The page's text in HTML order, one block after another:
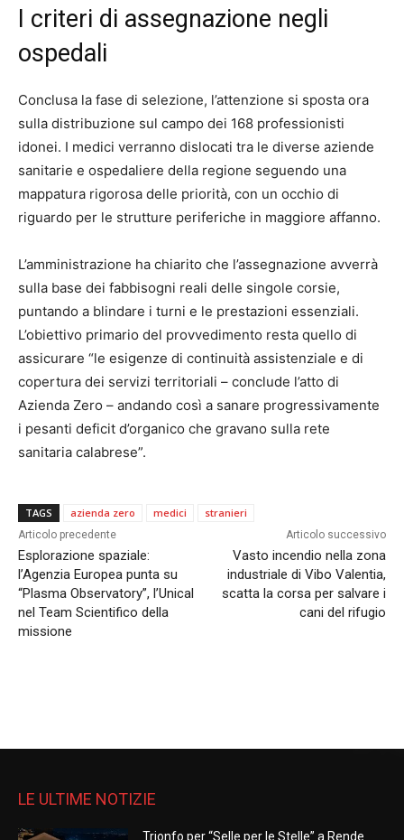
I criteri di assegnazione negli
ospedali
Conclusa la fase di selezione, l’attenzione si sposta ora
sulla distribuzione sul campo dei 168 professionisti
idonei. I medici verranno dislocati tra le diverse aziende
sanitarie e ospedaliere della regione seguendo una
mappatura rigorosa delle priorità, con un occhio di
riguardo per le strutture periferiche in maggiore affanno.
L’amministrazione ha chiarito che l’assegnazione avverrà
sulla base dei fabbisogni reali delle singole corsie,
puntando a blindare i turni e le prestazioni essenziali.
L’obiettivo primario del provvedimento resta quello di
assicurare “le esigenze di continuità assistenziale e di
copertura dei servizi territoriali – conclude l’atto di
Azienda Zero – andando così a sanare progressivamente
i pesanti deficit d’organico che gravano sulla rete
sanitaria calabrese”.
TAGS azienda zero medici stranieri
Articolo precedente
Esplorazione spaziale:
l’Agenzia Europea punta su
“Plasma Observatory”, l’Unical
nel Team Scientifico della
missione
Articolo successivo
Vasto incendio nella zona
industriale di Vibo Valentia,
scatta la corsa per salvare i
cani del rifugio
LE ULTIME NOTIZIE
Trionfo per “Selle per le Stelle” a Rende